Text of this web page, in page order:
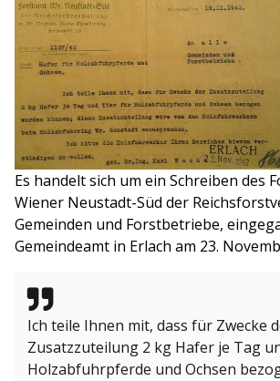
Es handelt sich um ein Schreiben des
Wiener Neustadt-Süd der
Gemeinden und Forstbetriebe,
Gemeindeamt in Erlach am 23.
Ich teile Ihnen mit, dass für Zwecke
Zusatzzuteilung 2 kg Hafer je Tag
Holzabfuhrpferde und Ochsen